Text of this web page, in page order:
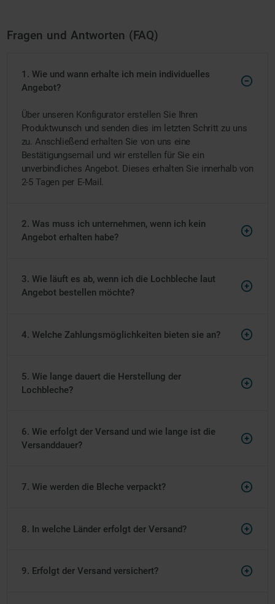
Fragen und Antworten (FAQ)
1. Wie und wann erhalte ich mein individuelles
Angebot?
Über unseren Konfigurator erstellen Sie Ihren
Produktwunsch und senden dies im letzten Schritt zu uns
zu. Anschließend erhalten Sie von uns eine
Bestätigungsemail und wir erstellen für Sie ein
unverbindliches Angebot. Dieses erhalten Sie innerhalb von
2-5 Tagen per E-Mail.
2. Was muss ich unternehmen, wenn ich kein
Angebot erhalten habe?
3. Wie läuft es ab, wenn ich die Lochbleche laut
Angebot bestellen möchte?
4. Welche Zahlungsmöglichkeiten bieten sie an?
5. Wie lange dauert die Herstellung der
Lochbleche?
6. Wie erfolgt der Versand und wie lange ist die
Versanddauer?
7. Wie werden die Bleche verpackt?
8. In welche Länder erfolgt der Versand?
9. Erfolgt der Versand versichert?